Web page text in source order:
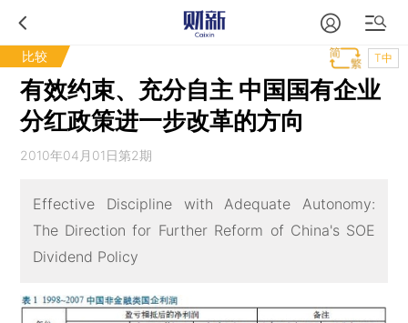
比较 T中
有效约束、充分自主 中国国有企业
分红政策进一步改革的方向
2010年04月01日第2期
Effective Discipline with Adequate Autonomy:
The Direction for Further Reform of China's SOE
Dividend Policy